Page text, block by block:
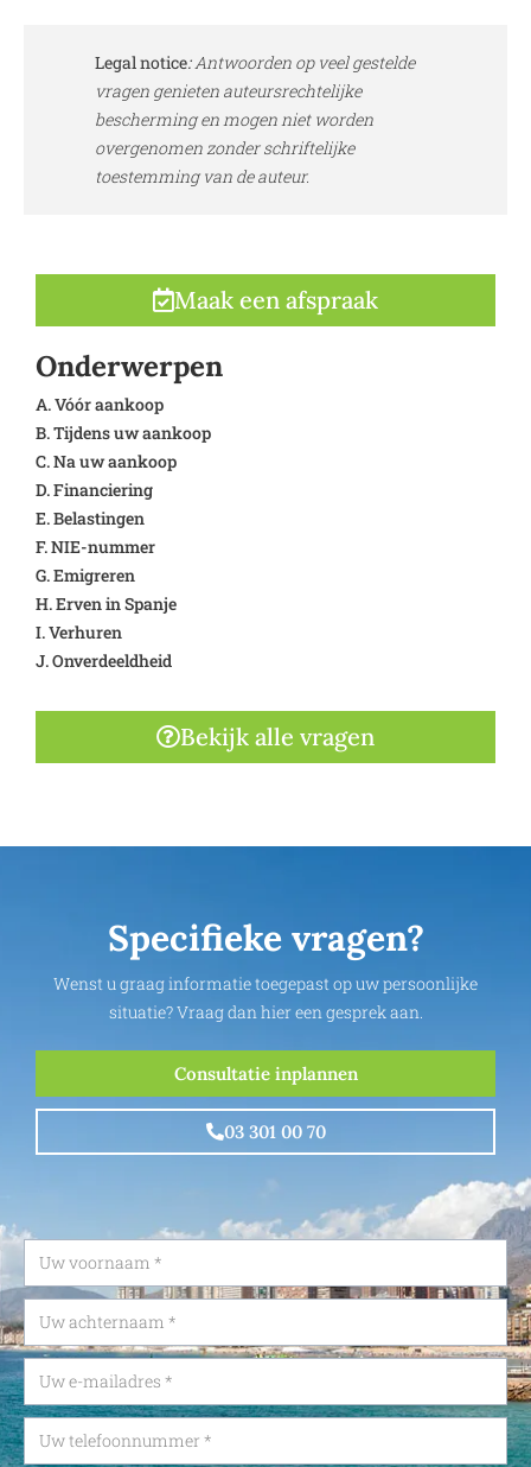
Legal notice:Antwoorden op veel gestelde
vragen genieten auteursrechtelijke
bescherming en mogen niet worden
overgenomen zonder schriftelijke
toestemming van de auteur.
Maak een afspraak
Onderwerpen
A. Vóór aankoop
B. Tijdens uw aankoop
C. Na uw aankoop
D. Financiering
E. Belastingen
F. NIE-nummer
G. Emigreren
H. Erven in Spanje
I. Verhuren
J. Onverdeeldheid
Bekijk alle vragen
Specifieke vragen?
Wenst u graag informatie toegepast op uw persoonlijke
situatie? Vraag dan hier een gesprek aan.
Consultatie inplannen
03 301 00 70